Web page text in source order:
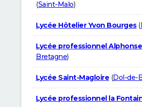
(Saint-Malo)
Lycée Hôtelier Yvon Bourges(
Lycée professionnel
Bretagne)
Lycée Saint-Magloire (Dol-de-
Lycée professionnel la